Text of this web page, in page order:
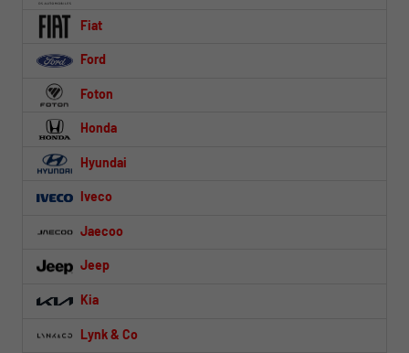
Fiat
Ford
Foton
Honda
Hyundai
Iveco
Jaecoo
Jeep
Kia
Lynk & Co